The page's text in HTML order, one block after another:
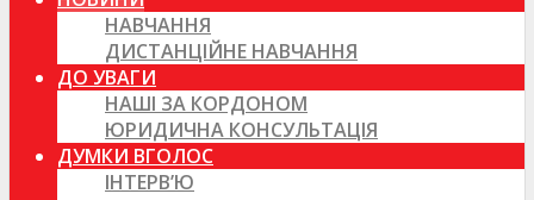
НАВЧАННЯ
ДИСТАНЦІЙНЕ НАВЧАННЯ
ДО УВАГИ
НАШІ ЗА КОРДОНОМ
ЮРИДИЧНА КОНСУЛЬТАЦІЯ
ДУМКИ ВГОЛОС
ІНТЕРВ’Ю